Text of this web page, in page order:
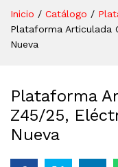
Inicio / Catálogo /
Plataforma Articulada
Nueva
Plataforma
Z45/25,
Nueva